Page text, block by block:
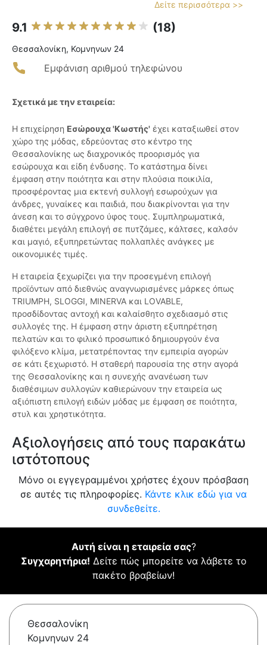
Δείτε περισσότερα >>
9.1 (18)
Θεσσαλονίκη, Κομνηνων 24
Εμφάνιση αριθμού τηλεφώνου
Σχετικά με την εταιρεία:
Η επιχείρηση Εσώρουχα 'Κωστής' έχει καταξιωθεί στον
χώρο της μόδας, εδρεύοντας στο κέντρο της
Θεσσαλονίκης ως διαχρονικός προορισμός για
εσώρουχα και είδη ένδυσης. Το κατάστημα δίνει
έμφαση στην ποιότητα και στην πλούσια ποικιλία,
προσφέροντας μια εκτενή συλλογή εσωρούχων για
άνδρες, γυναίκες και παιδιά, που διακρίνονται για την
άνεση και το σύγχρονο ύφος τους. Συμπληρωματικά,
διαθέτει μεγάλη επιλογή σε πυτζάμες, κάλτσες, καλσόν
και μαγιό, εξυπηρετώντας πολλαπλές ανάγκες με
οικονομικές τιμές.
Η εταιρεία ξεχωρίζει για την προσεγμένη επιλογή
προϊόντων από διεθνώς αναγνωρισμένες μάρκες όπως
TRIUMPH, SLOGGI, MINERVA και LOVABLE,
προσδίδοντας αντοχή και καλαίσθητο σχεδιασμό στις
συλλογές της. Η έμφαση στην άριστη εξυπηρέτηση
πελατών και το φιλικό προσωπικό δημιουργούν ένα
φιλόξενο κλίμα, μετατρέποντας την εμπειρία αγορών
σε κάτι ξεχωριστό. Η σταθερή παρουσία της στην αγορά
της Θεσσαλονίκης και η συνεχής ανανέωση των
διαθέσιμων συλλογών καθιερώνουν την εταιρεία ως
αξιόπιστη επιλογή ειδών μόδας με έμφαση σε ποιότητα,
στυλ και χρηστικότητα.
Αξιολογήσεις από τους παρακάτω
ιστότοπους
Μόνο οι εγγεγραμμένοι χρήστες έχουν πρόσβαση
σε αυτές τις πληροφορίες. Κάντε κλικ εδώ για να
συνδεθείτε.
Αυτή είναι η εταιρεία σας?
Συγχαρητήρια! Δείτε πώς μπορείτε να λάβετε το
πακέτο βραβείων!
Θεσσαλονίκη
Κομνηνων 24